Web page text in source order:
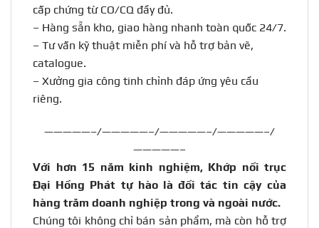
cấp chứng từ CO/CQ đầy đủ.
– Hàng sẵn kho, giao hàng nhanh toàn quốc 24/7.
– Tư vấn kỹ thuật miễn phí và hỗ trợ bản vẽ,
catalogue.
– Xưởng gia công tinh chỉnh đáp ứng yêu cầu
riêng.
—————–/—————–/—————–/—————–/
—————–
Với hơn 15 năm kinh nghiệm, Khớp nối trục
Đại Hồng Phát tự hào là đối tác tin cậy của
hàng trăm doanh nghiệp trong và ngoài nước.
Chúng tôi không chỉ bán sản phẩm, mà còn hỗ trợ